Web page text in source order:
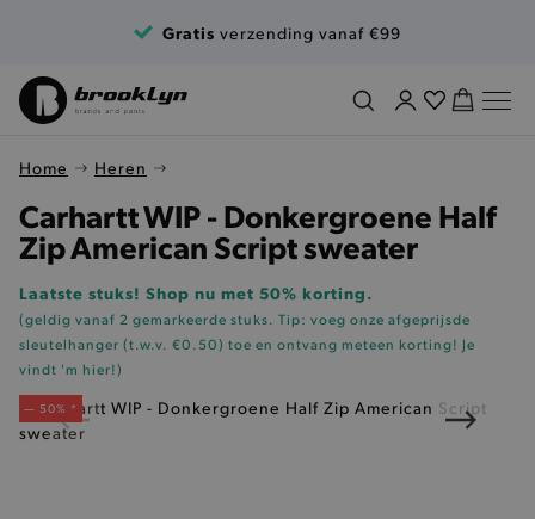
Gratis verzending vanaf €99
Home Heren
Carhartt WIP - Donkergroene Half
Zip American Script sweater
Laatste stuks! Shop nu met 50% korting.
(geldig vanaf 2 gemarkeerde stuks. Tip: voeg onze afgeprijsde
sleutelhanger (t.w.v. €0.50) toe en ontvang meteen korting! Je
vindt 'm hier!)
— 50% *